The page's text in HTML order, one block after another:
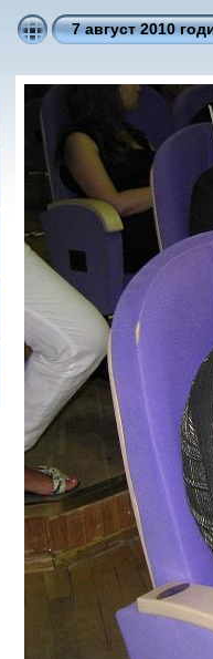
7 август 2010